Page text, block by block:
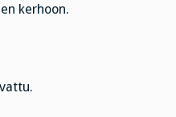
kerhoon.